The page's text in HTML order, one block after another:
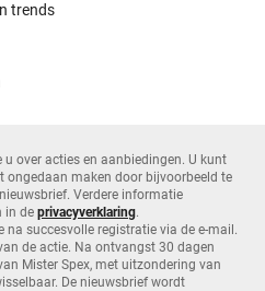
trends
over acties en aanbiedingen. U kunt
maken door bijvoorbeeld te
Verdere informatie
in de privacyverklaring.
succesvolle registratie via de e-mail.
de actie. Na ontvangst 30 dagen
Mister Spex, met uitzondering van
De nieuwsbrief wordt